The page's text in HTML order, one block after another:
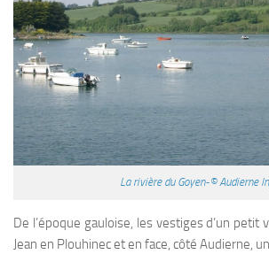
La rivière du Goyen-© Audierne
De l’époque gauloise, les vestiges d’un petit
Jean en Plouhinec et en face, côté Audierne,